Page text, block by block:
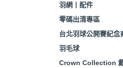
羽網丨配件
零碼出清專區
台北羽球公開賽紀念
羽毛球
Crown Collection